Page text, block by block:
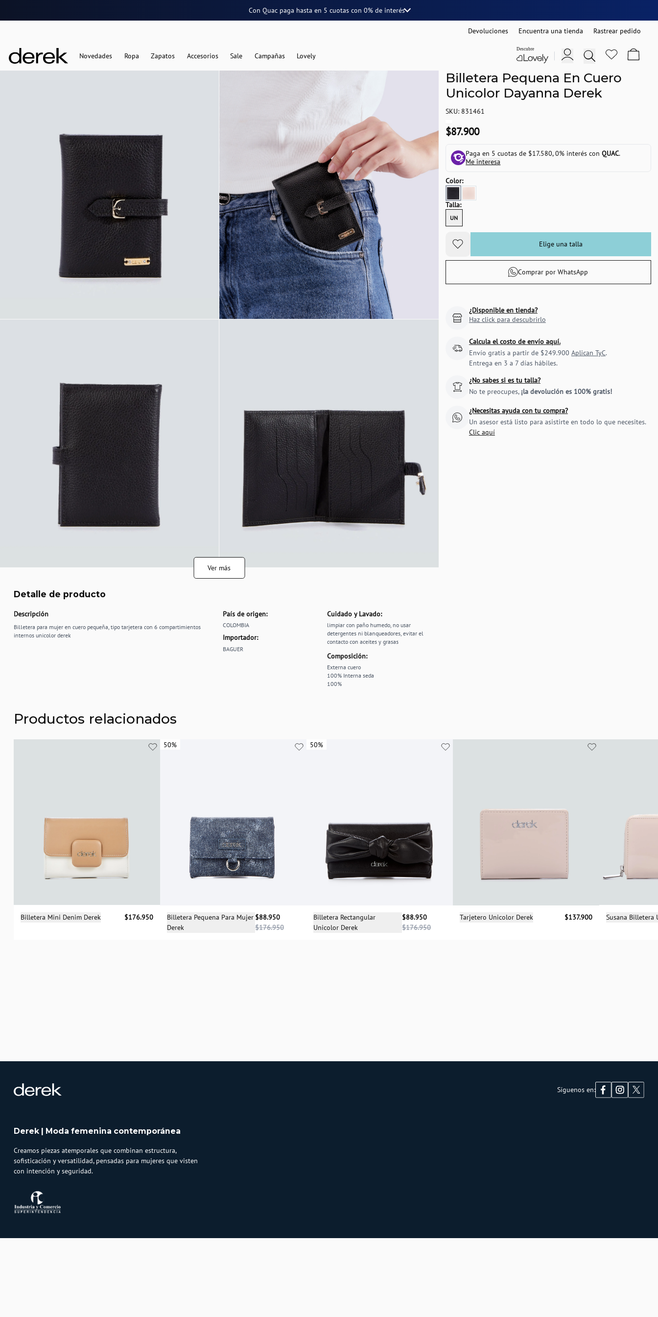
Con Quac paga hasta en 5 cuotascon 0% de interés
Devoluciones Encuentra una tienda Rastrear pedido
Novedades Ropa Zapatos Accesorios Sale Campañas Lovely
Ver más
Detalle de producto
Descripción
Billetera para mujer en cuero pequeña, tipo tarjetera con 6 compartimientos
internos unicolor derek
País de origen:
COLOMBIA
Importador:
BAGUER
Cuidado y Lavado:
limpiar con paño humedo, no usar
detergentes ni blanqueadores, evitar el
contacto con aceites y grasas
Composición:
Externa cuero
100% Interna seda
100%
Billetera Pequena En Cuero
Unicolor Dayanna Derek
SKU: 831461
$87.900
Paga en 5 cuotas de $17.580, 0% interés conQUAC.
Me interesa
Color:
Talla:
UN
Elige una talla
Comprar por WhatsApp
¿Disponible en tienda?
Haz click para descubrirlo
Calcula el costo de envío aquí.
Envío gratis a partir de $249.900 Aplican TyC.
Entrega en 3 a 7 días hábiles.
¿No sabes si es tu talla?
No te preocupes, ¡la devolución es 100% gratis!
¿Necesitas ayuda con tu compra?
Un asesor está listo para asistirte en todo lo que necesites.
Clic aquí
Productos relacionados
Selecciona una talla
Billetera Mini Denim Derek $176.950
50%
50%
Selecciona una talla
Billetera Pequena Para Mujer
Derek
$88.950
$176.950
50%
50%
Selecciona una talla
Billetera Rectangular
Unicolor Derek
$88.950
$176.950
Selecciona una talla
Tarjetero Unicolor Derek $137.900 Susana Billetera
Síguenos en:
Derek | Moda femenina contemporánea
Creamos piezas atemporales que combinan estructura,
sofisticación y versatilidad, pensadas para mujeres que visten
con intención y seguridad.